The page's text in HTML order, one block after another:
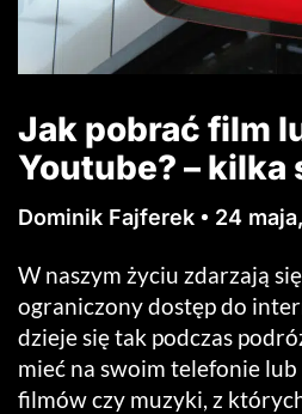
Jak pobrać film
Youtube? – kilka
Dominik Fajferek 24
W naszym życiu zdarzają
ograniczony dostęp do
dzieje się tak podczas
mieć na swoim telefonie
filmów czy muzyki, z